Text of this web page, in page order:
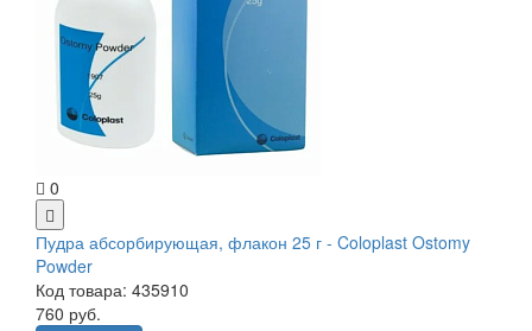
0
Пудра абсорбирующая, флакон 25 г - Coloplast Ostomy
Powder
Код товара: 435910
760 руб.